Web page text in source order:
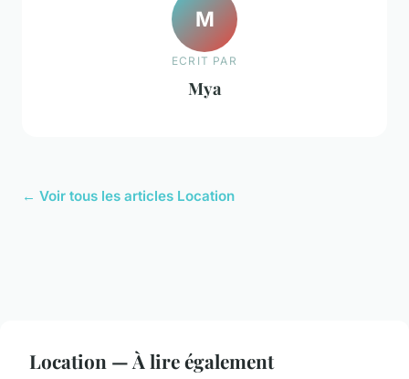
M
ECRIT PAR
Mya
← Voir tous les articles Location
Location — À lire également